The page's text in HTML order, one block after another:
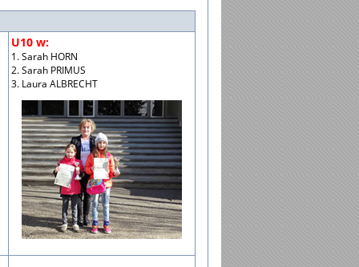
U10 w:
1. Sarah HORN
2. Sarah PRIMUS
3. Laura ALBRECHT